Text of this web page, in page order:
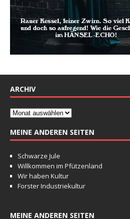
ARCHIV
MEINE ANDEREN SEITEN
Schwarze Jule
Willkommen im Pfützenland
Wir haben Kultur
Forster Industriekultur
MEINE ANDEREN SEITEN